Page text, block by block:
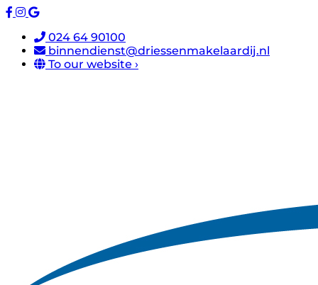
024 64 90100
binnendienst@driessenmakelaardij.nl
To our website ›